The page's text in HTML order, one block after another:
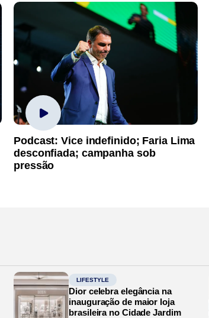
Podcast: Vice indefinido; Faria Lima
desconfiada; campanha sob
pressão
LIFESTYLE
Dior celebra elegância na
inauguração de maior loja
brasileira no Cidade Jardim